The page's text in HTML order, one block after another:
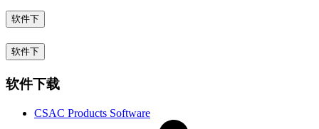
软件下
软件下
软件下载
CSAC Products Software